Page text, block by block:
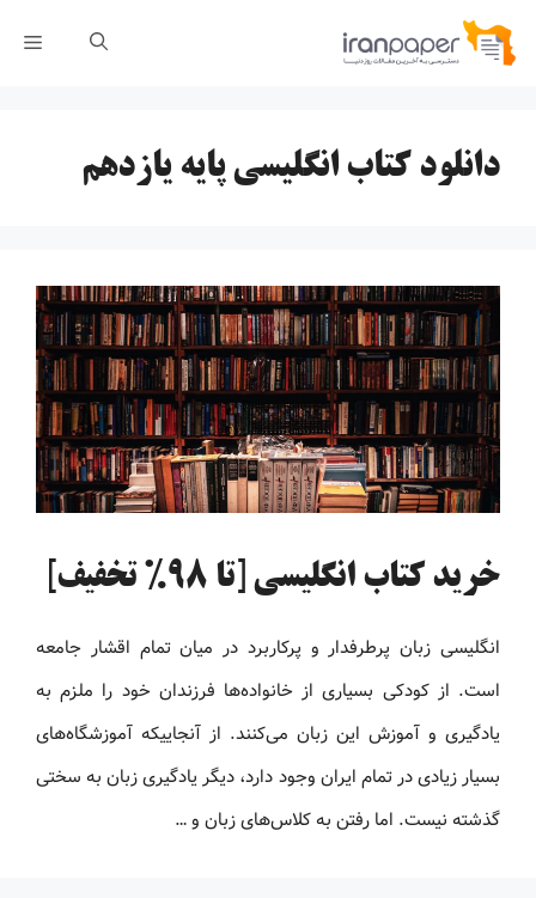
پرش
دانلود کتاب انگلیسی پایه یازدهم
خرید کتاب انگلیسی [تا 98% تخفیف]
انگلیسی زبان پرطرفدار و پرکاربرد در میان تمام اقشار جامعه
است. از کودکی بسیاری از خانواده‌ها فرزندان خود را ملزم به
یادگیری و آموزش این زبان می‌کنند. از آنجاییکه آموزشگاه‌های
بسیار زیادی در تمام ایران وجود دارد، دیگر یادگیری زبان به سختی
گذشته نیست. اما رفتن به کلاس‌های زبان و …